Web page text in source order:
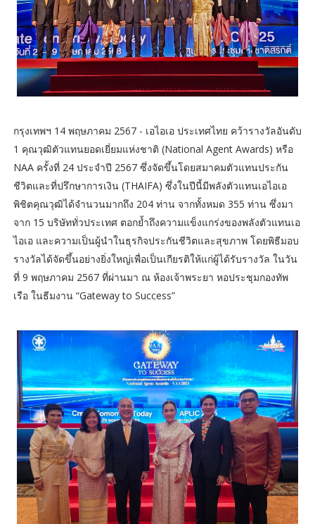
กรุงเทพฯ 14 พฤษภาคม 2567 - เอไอเอ ประเทศไทย คว้ารางวัลอันดับ
1 คุณวุฒิตัวแทนยอดเยี่ยมแห่งชาติ (National Agent Awards) หรือ
NAA ครั้งที่ 24 ประจำปี 2567 ซึ่งจัดขึ้นโดยสมาคมตัวแทนประกัน
ชีวิตและที่ปรึกษาการเงิน (THAIFA) ซึ่งในปีนี้มีพลังตัวแทนเอไอเอ
พิชิตคุณวุฒิได้จำนวนมากถึง 204 ท่าน จากทั้งหมด 355 ท่าน ซึ่งมา
จาก 15 บริษัททั่วประเทศ ตอกย้ำถึงความแข็งแกร่งของพลังตัวแทนเอ
ไอเอ และความเป็นผู้นำในธุรกิจประกันชีวิตและสุขภาพ โดยพิธีมอบ
รางวัลได้จัดขึ้นอย่างยิ่งใหญ่เพื่อเป็นเกียรติให้แก่ผู้ได้รับรางวัล ในวัน
ที่ 9 พฤษภาคม 2567 ที่ผ่านมา ณ ห้องเจ้าพระยา หอประชุมกองทัพ
เรือ ในธีมงาน “Gateway to Success”